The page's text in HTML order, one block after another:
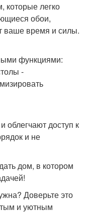
которые легко
обои,
ваше время и силы.
функциями:
-
облегчают доступ к
и не
дом, в котором
Доверьте это
и уютным